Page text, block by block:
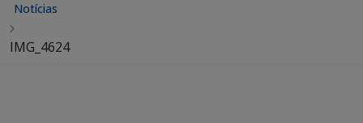
Notícias
IMG_4624